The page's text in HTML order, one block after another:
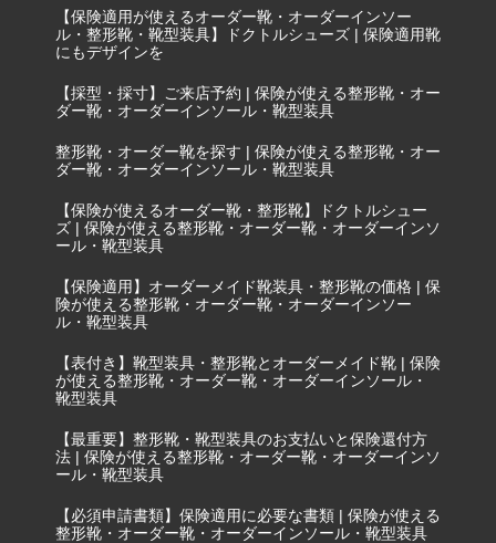
【保険適用が使えるオーダー靴・オーダーインソー
ル・整形靴・靴型装具】ドクトルシューズ | 保険適用靴
にもデザインを
【採型・採寸】ご来店予約 | 保険が使える整形靴・オー
ダー靴・オーダーインソール・靴型装具
整形靴・オーダー靴を探す | 保険が使える整形靴・オー
ダー靴・オーダーインソール・靴型装具
【保険が使えるオーダー靴・整形靴】ドクトルシュー
ズ | 保険が使える整形靴・オーダー靴・オーダーインソ
ール・靴型装具
【保険適用】オーダーメイド靴装具・整形靴の価格 | 保
険が使える整形靴・オーダー靴・オーダーインソー
ル・靴型装具
【表付き】靴型装具・整形靴とオーダーメイド靴 | 保険
が使える整形靴・オーダー靴・オーダーインソール・
靴型装具
【最重要】整形靴・靴型装具のお支払いと保険還付方
法 | 保険が使える整形靴・オーダー靴・オーダーインソ
ール・靴型装具
【必須申請書類】保険適用に必要な書類 | 保険が使える
整形靴・オーダー靴・オーダーインソール・靴型装具